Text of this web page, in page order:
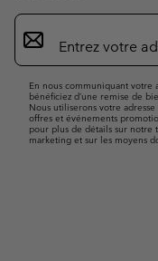
Inscription
par
e-
En nous communiquant votre
bénéficiez d’une remise de
Nous utiliserons votre
offres et événements
pour plus de détails sur notre
marketing et sur les moyens